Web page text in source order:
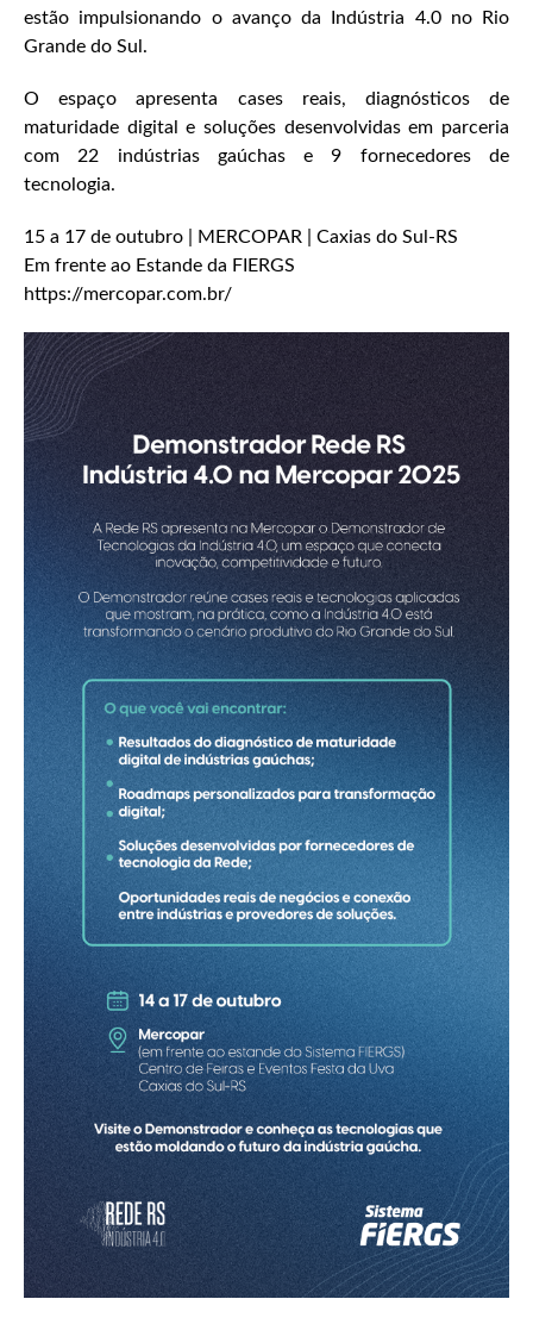
estão impulsionando o avanço da Indústria 4.0 no Rio
Grande do Sul.
O espaço apresenta cases reais, diagnósticos de
maturidade digital e soluções desenvolvidas em parceria
com 22 indústrias gaúchas e 9 fornecedores de
tecnologia.
15 a 17 de outubro | MERCOPAR | Caxias do Sul-RS
Em frente ao Estande da FIERGS
https://mercopar.com.br/